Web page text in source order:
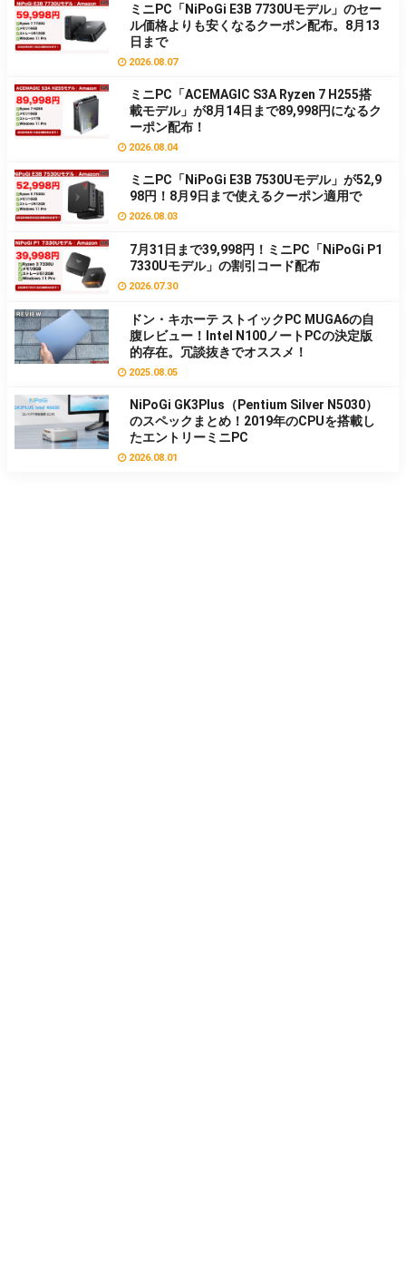
ミニPC「NiPoGi E3B 7730Uモデル」のセー
ル価格よりも安くなるクーポン配布。8月13
日まで
2026.08.07
ミニPC「ACEMAGIC S3A Ryzen 7 H255搭
載モデル」が8月14日まで89,998円になるク
ーポン配布！
2026.08.04
ミニPC「NiPoGi E3B 7530Uモデル」が52,9
98円！8月9日まで使えるクーポン適用で
2026.08.03
7月31日まで39,998円！ミニPC「NiPoGi P1
7330Uモデル」の割引コード配布
2026.07.30
ドン・キホーテ ストイックPC MUGA6の自
腹レビュー！Intel N100ノートPCの決定版
的存在。冗談抜きでオススメ！
2025.08.05
NiPoGi GK3Plus（Pentium Silver N5030）
のスペックまとめ！2019年のCPUを搭載し
たエントリーミニPC
2026.08.01